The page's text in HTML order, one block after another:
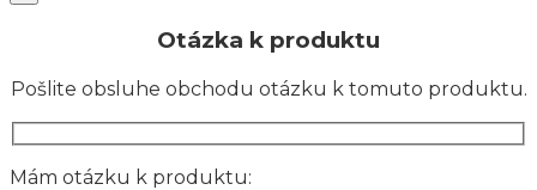
Otázka k produktu
Pošlite obsluhe obchodu otázku k tomuto produktu.
Mám otázku k produktu: